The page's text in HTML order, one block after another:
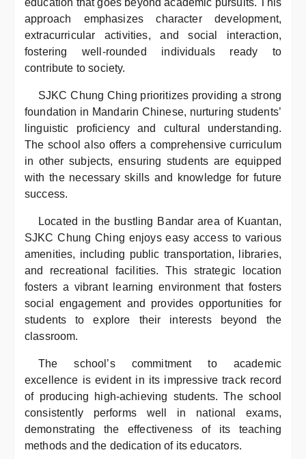
education that goes beyond academic pursuits. This
approach emphasizes character development,
extracurricular activities, and social interaction,
fostering well-rounded individuals ready to
contribute to society.
SJKC Chung Ching prioritizes providing a strong
foundation in Mandarin Chinese, nurturing students’
linguistic proficiency and cultural understanding.
The school also offers a comprehensive curriculum
in other subjects, ensuring students are equipped
with the necessary skills and knowledge for future
success.
Located in the bustling Bandar area of Kuantan,
SJKC Chung Ching enjoys easy access to various
amenities, including public transportation, libraries,
and recreational facilities. This strategic location
fosters a vibrant learning environment that fosters
social engagement and provides opportunities for
students to explore their interests beyond the
classroom.
The school’s commitment to academic
excellence is evident in its impressive track record
of producing high-achieving students. The school
consistently performs well in national exams,
demonstrating the effectiveness of its teaching
methods and the dedication of its educators.